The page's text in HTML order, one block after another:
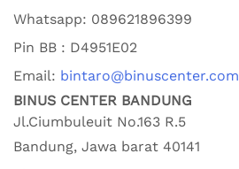
Whatsapp: 089621896399
Pin BB : D4951E02
Email: bintaro@binuscenter.com
BINUS CENTER BANDUNG
Jl.Ciumbuleuit No.163 R.5
Bandung, Jawa barat 40141